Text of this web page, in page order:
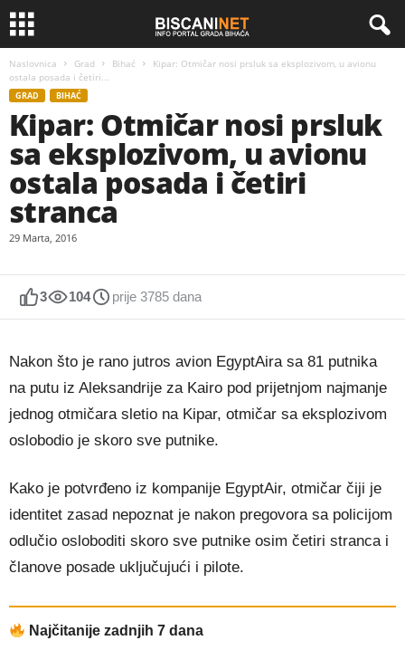
Naslovnica Grad Bihać
Kipar: Otmičar nosi prsluk sa eksplozivom, u avionu
ostala posada i četiri...
GRAD BIHAĆ
Kipar: Otmičar nosi prsluk
sa eksplozivom, u avionu
ostala posada i četiri
stranca
29 Marta, 2016
3 104 prije 3785 dana
Nakon što je rano jutros avion EgyptAira sa 81 putnika
na putu iz Aleksandrije za Kairo pod prijetnjom najmanje
jednog otmičara sletio na Kipar, otmičar sa eksplozivom
oslobodio je skoro sve putnike.
Kako je potvrđeno iz kompanije EgyptAir, otmičar čiji je
identitet zasad nepoznat je nakon pregovora sa policijom
odlučio osloboditi skoro sve putnike osim četiri stranca i
članove posade uključujući i pilote.
Najčitanije zadnjih 7 dana